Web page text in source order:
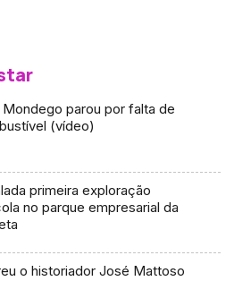
Mondego parou por falta de
(vídeo)
primeira exploração
no parque empresarial da
o historiador José Mattoso